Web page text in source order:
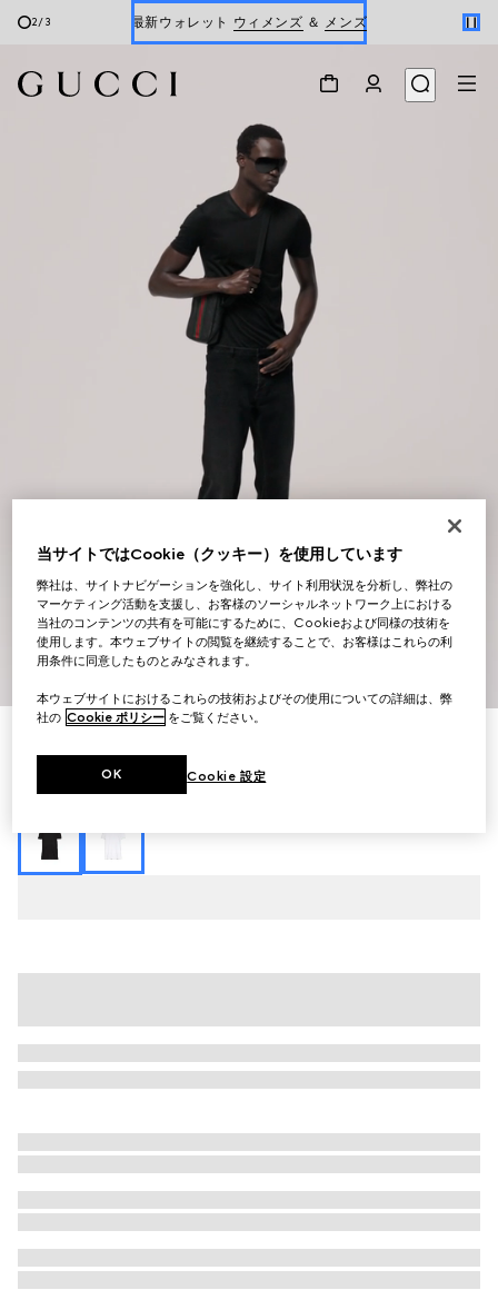
2/3 最新ウォレット ウィメンズ ＆ メンズ
/6
￥140,800
当サイトではCookie（クッキー）を使用しています
弊社は、サイトナビゲーションを強化し、サイト利用状況を分析し、弊社の
マーケティング活動を支援し、お客様のソーシャルネットワーク上における
当社のコンテンツの共有を可能にするために、Cookieおよび同様の技術を
使用します。本ウェブサイトの閲覧を継続することで、お客様はこれらの利
用条件に同意したものとみなされます。
本ウェブサイトにおけるこれらの技術およびその使用についての詳細は、弊
社の Cookie ポリシー をご覧ください。
Cookie 設定
OK